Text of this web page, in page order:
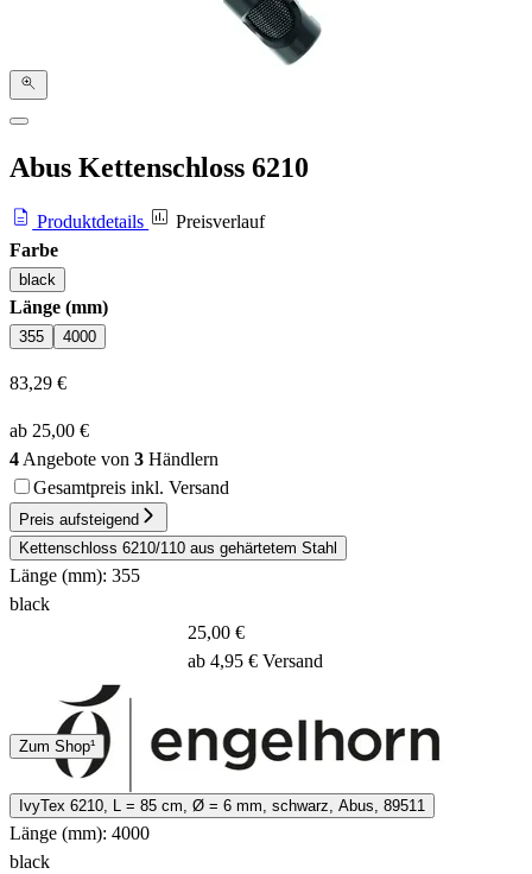
Abus Kettenschloss 6210
Produktdetails
Preisverlauf
Farbe
black
Länge (mm)
355 4000
83,29 €
ab 25,00 €
4 Angebote von 3 Händlern
Gesamtpreis inkl. Versand
Preis aufsteigend
Kettenschloss 6210/110 aus gehärtetem Stahl
Länge (mm): 355
black
DHL
1 - 3 Tage
25,00 €
ab 4,95 € Versand
Zum Shop¹
IvyTex 6210, L = 85 cm, Ø = 6 mm, schwarz, Abus, 89511
Länge (mm): 4000
black